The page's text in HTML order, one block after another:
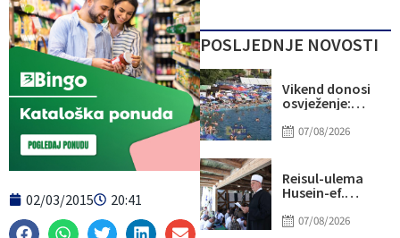
02/03/2015 20:41
POSLJEDNJE NOVOSTI
Vikend donosi
osvježenje:
stiže novi
07/08/2026
Reisul-ulema
Husein-ef.
Igmanu: Bosna
07/08/2026